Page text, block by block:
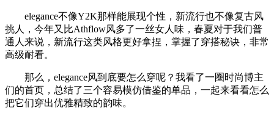
elegance不像Y2K那样能展现个性，新流行也不像复古风
挑人，今年又比Athflow风多了一丝女人味，春夏对于我们普
通人来说，新流行这类风格更好拿捏，掌握了穿搭秘诀，非常
高级耐看。
那么，elegance风到底要怎么穿呢？我看了一圈时尚博主
们的首页，总结了三个容易模仿借鉴的单品，一起来看看怎么
把它们穿出优雅精致的韵味。